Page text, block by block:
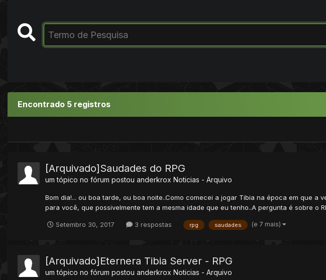
Encontrado 5 registros
[Arquivado]Saudades do RPG
um tópico no fórum postou anderkrox Noticias - Arquivo
Bom dia!... ou boa tarde, ou boa noite..Como comecei a jogar Tibia na época em que
para você, que possivelmente tem a mesma idade que eu tenho..A pergunta é sobre o
Setembro 30, 2017 3 respostas rpg saudades (e 7 mais)
[Arquivado]Eternera Tibia Server - RPG
um tópico no fórum postou anderkrox Noticias - Arquivo